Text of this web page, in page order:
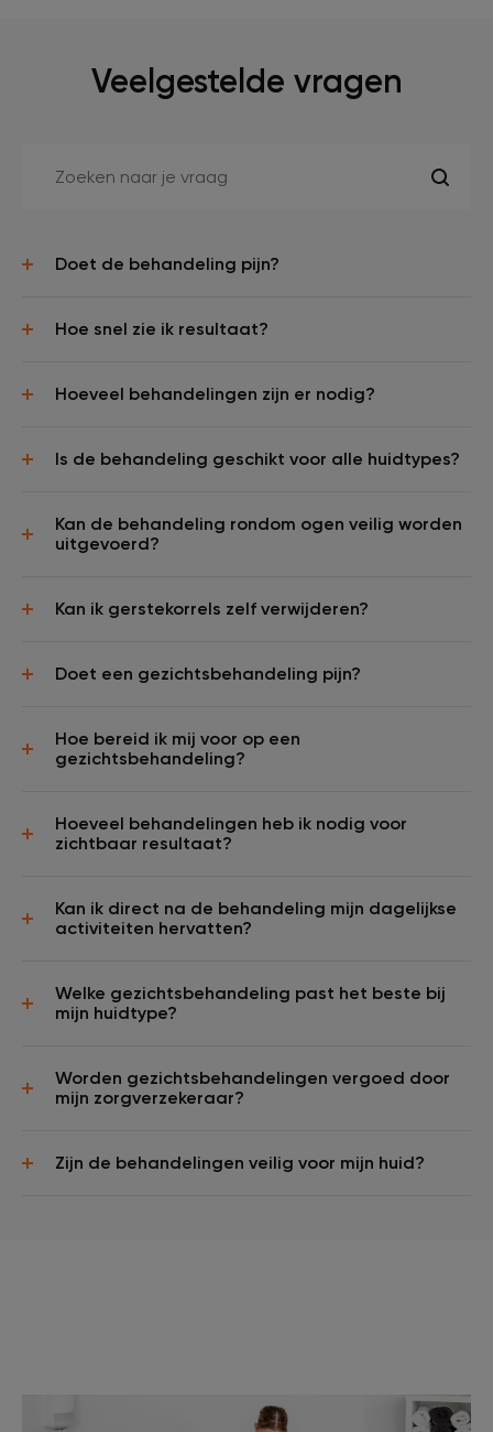
Veelgestelde vragen
Doet de behandeling pijn?
Hoe snel zie ik resultaat?
Hoeveel behandelingen zijn er nodig?
Is de behandeling geschikt voor alle huidtypes?
Kan de behandeling rondom ogen veilig worden
uitgevoerd?
Kan ik gerstekorrels zelf verwijderen?
Doet een gezichtsbehandeling pijn?
Hoe bereid ik mij voor op een
gezichtsbehandeling?
Hoeveel behandelingen heb ik nodig voor
zichtbaar resultaat?
Kan ik direct na de behandeling mijn dagelijkse
activiteiten hervatten?
Welke gezichtsbehandeling past het beste bij
mijn huidtype?
Worden gezichtsbehandelingen vergoed door
mijn zorgverzekeraar?
Zijn de behandelingen veilig voor mijn huid?